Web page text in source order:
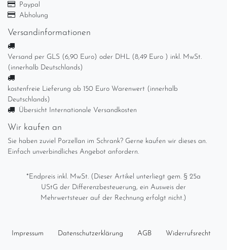
Paypal
Abholung
Versandinformationen
Versand per GLS (6,90 Euro) oder DHL (8,49 Euro ) inkl. MwSt.
(innerhalb Deutschlands)
kostenfreie Lieferung ab 150 Euro Warenwert (innerhalb
Deutschlands)
Übersicht Internationale Versandkosten
Wir kaufen an
Sie haben zuviel Porzellan im Schrank? Gerne kaufen wir dieses an.
Einfach unverbindliches Angebot anfordern.
*Endpreis inkl. MwSt. (Dieser Artikel unterliegt gem. § 25a
UStG der Differenzbesteuerung, ein Ausweis der
Mehrwertsteuer auf der Rechnung erfolgt nicht.)
Impressum Daten­schutz­erklärung AGB Widerrufs­recht